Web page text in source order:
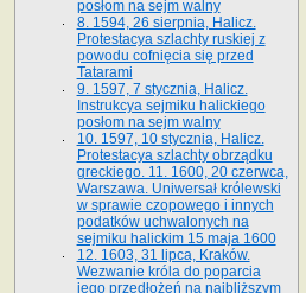
posłom na sejm walny
8. 1594, 26 sierpnia, Halicz.
Protestacya szlachty ruskiej z
powodu cofnięcia się przed
Tatarami
9. 1597, 7 stycznia, Halicz.
Instrukcya sejmiku halickiego
posłom na sejm walny
10. 1597, 10 stycznia, Halicz.
Protestacya szlachty obrządku
greckiego. 11. 1600, 20 czerwca,
Warszawa. Uniwersał królewski
w sprawie czopowego i innych
podatków uchwalonych na
sejmiku halickim 15 maja 1600
12. 1603, 31 lipca, Kraków.
Wezwanie króla do poparcia
jego przedłożeń na najbliższym